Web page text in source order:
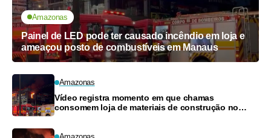
Amazonas
Painel de LED pode ter causado incêndio em loja e
ameaçou posto de combustíveis em Manaus
Amazonas
Vídeo registra momento em que chamas
consomem loja de materiais de construção no